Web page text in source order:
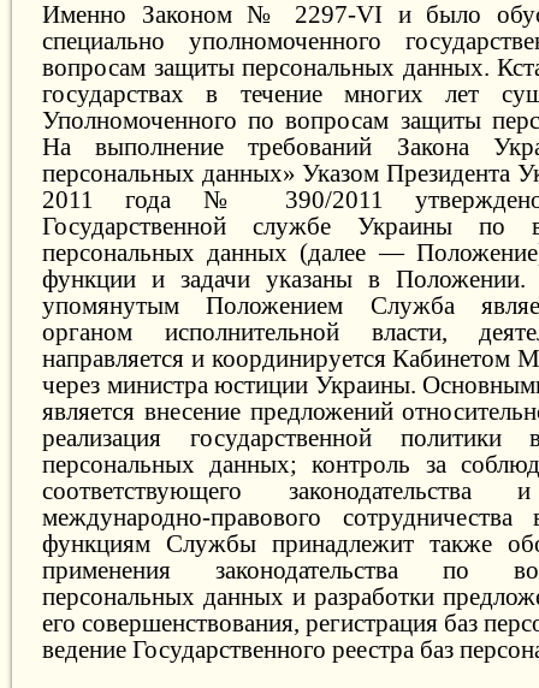
Именно Законом № 2297-VI и было
специально уполномоченного
вопросам защиты персональных данных.
государствах в течение многих лет
Уполномоченного по вопросам защиты
На выполнение требований Закона
персональных данных» Указом Президента
2011 года № 390/2011
Государственной службе Украины по
персональных данных (далее —
функции и задачи указаны в Положении.
упомянутым Положением Служба
органом исполнительной власти,
направляется и координируется Кабинетом
через министра юстиции Украины.
является внесение предложений
реализация государственной
персональных данных; контроль за
соответствующего законодательства
международно-правового
функциям Службы принадлежит также
применения законодательства по
персональных данных и разработки
его совершенствования, регистрация баз
ведение Государственного реестра баз